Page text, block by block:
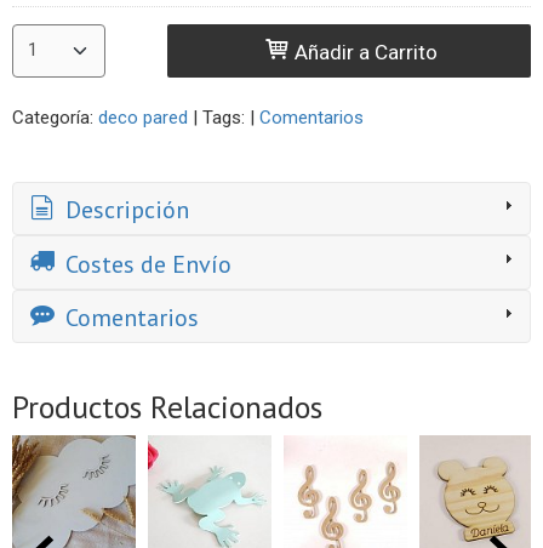
Añadir a Carrito
Categoría: deco pared | Tags: | Comentarios
Descripción
Costes de Envío
Comentarios
Productos Relacionados